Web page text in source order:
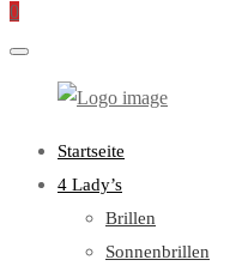
0
Primary
Menu
Startseite
4 Lady’s
Brillen
Sonnenbrillen